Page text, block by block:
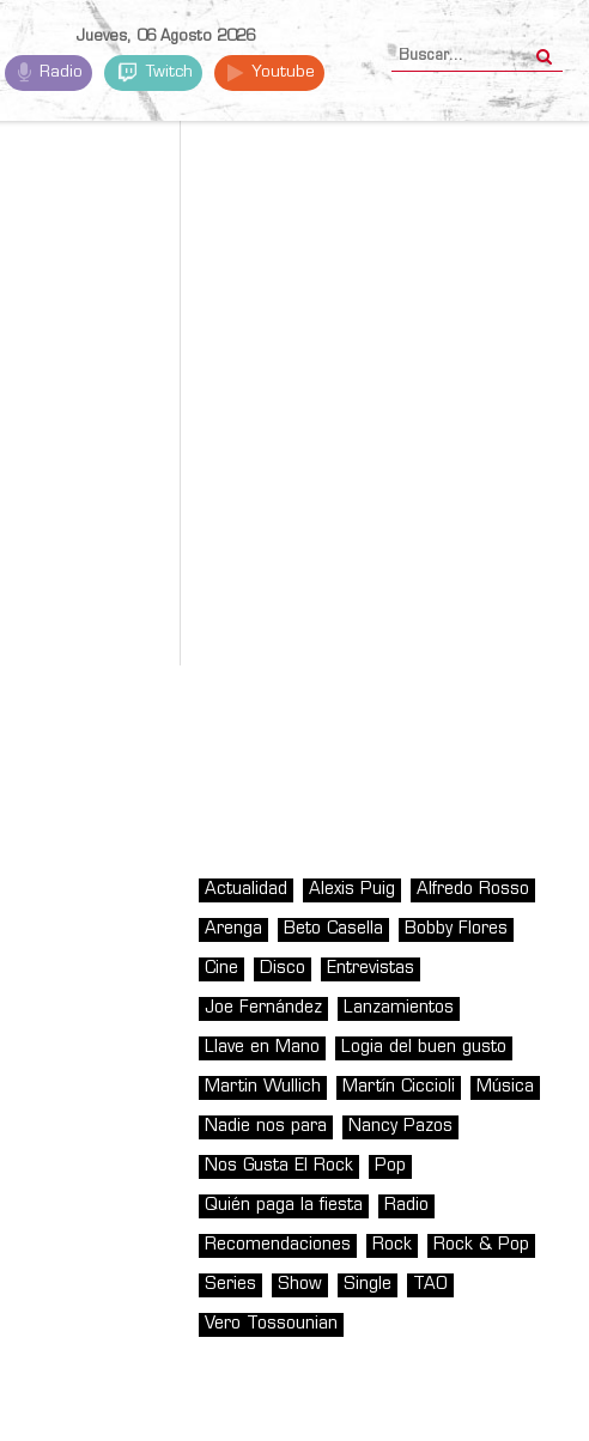
Jueves, 06 Agosto 2026
Radio Twitch Youtube
Actualidad Alexis Puig Alfredo Rosso
Arenga Beto Casella Bobby Flores
Cine Disco Entrevistas
Joe Fernández Lanzamientos
Llave en Mano Logia del buen gusto
Martin Wullich Martín Ciccioli Música
Nadie nos para Nancy Pazos
Nos Gusta El Rock Pop
Quién paga la fiesta Radio
Recomendaciones Rock Rock & Pop
Series Show Single TAO
Vero Tossounian